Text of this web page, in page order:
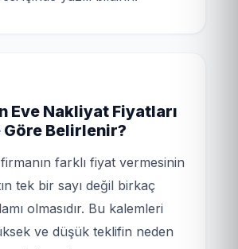
Eve Nakliyat Fiyatları
Göre Belirlenir?
farklı fiyat vermesinin
tek bir sayı değil birkaç
olmasıdır. Bu kalemleri
ve düşük teklifin neden